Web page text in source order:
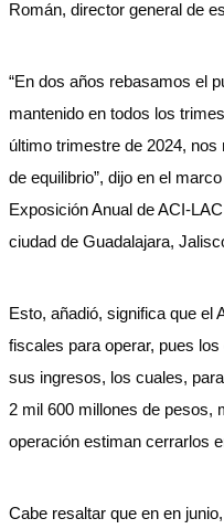
Román, director general de
“En dos años rebasamos el
mantenido en todos los
último trimestre de 2024,
de equilibrio”, dijo en el
Exposición Anual de ACI-
ciudad de Guadalajara,
Esto, añadió, significa que el
fiscales para operar, pues
sus ingresos, los cuales,
2 mil 600 millones de pesos,
operación estiman cerrarlos
Cabe resaltar que en en